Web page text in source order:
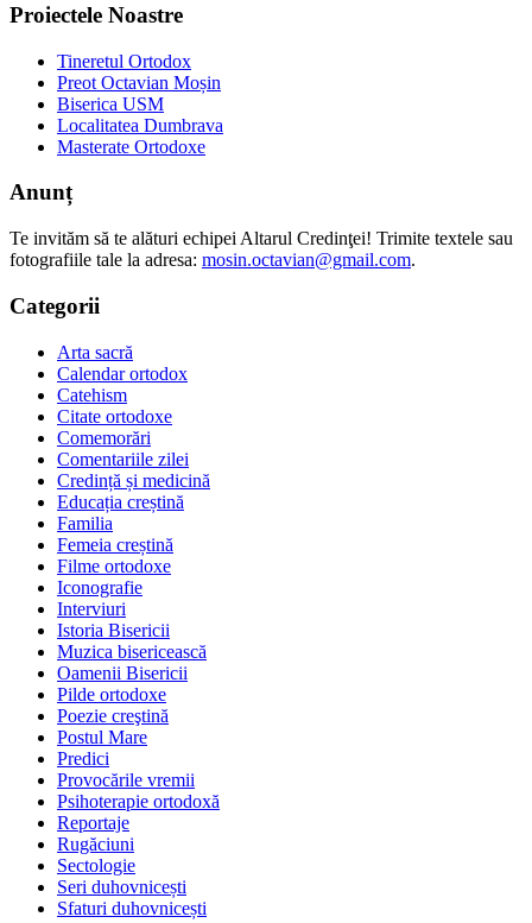
Proiectele Noastre
Tineretul Ortodox
Preot Octavian Moșin
Biserica USM
Localitatea Dumbrava
Masterate Ortodoxe
Anunț
Te invităm să te alături echipei Altarul Credinţei! Trimite textele sau
fotografiile tale la adresa: mosin.octavian@gmail.com.
Categorii
Arta sacră
Calendar ortodox
Catehism
Citate ortodoxe
Comemorări
Comentariile zilei
Credință și medicină
Educația creștină
Familia
Femeia creștină
Filme ortodoxe
Iconografie
Interviuri
Istoria Bisericii
Muzica bisericească
Oamenii Bisericii
Pilde ortodoxe
Poezie creştină
Postul Mare
Predici
Provocările vremii
Psihoterapie ortodoxă
Reportaje
Rugăciuni
Sectologie
Seri duhovnicești
Sfaturi duhovnicești